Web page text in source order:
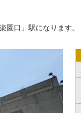
園口」駅になります。